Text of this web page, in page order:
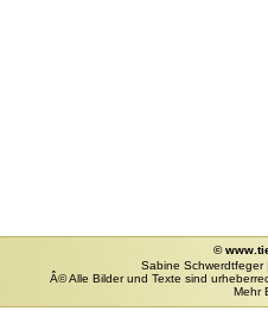
©
Sabine Schwerdtfeger
Â© Alle Bilder und Texte sind
Mehr